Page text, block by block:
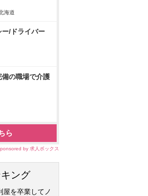
海道
/ドライバー
の職場で介護
ら
by 求人ボックス
ング
屋を卒業してノ